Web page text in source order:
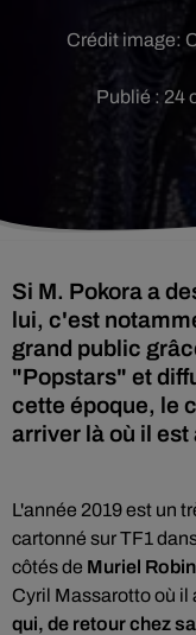
Publié : 24
Crédit image:
Si M. Pokora a
lui, c'est
grand public
"Popstars" et
cette époque, le
arriver là où il
L'année 2019 est un
cartonné sur TF1
côtés de Muriel Robin
Cyril Massarotto où il
qui, de retour chez